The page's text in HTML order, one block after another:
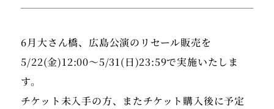
6月大さん橋、広島公演のリセール販売を
5/22(金)12:00～5/31(日)23:59で実施いたしま
す。
チケット未入手の方、またチケット購入後に予定